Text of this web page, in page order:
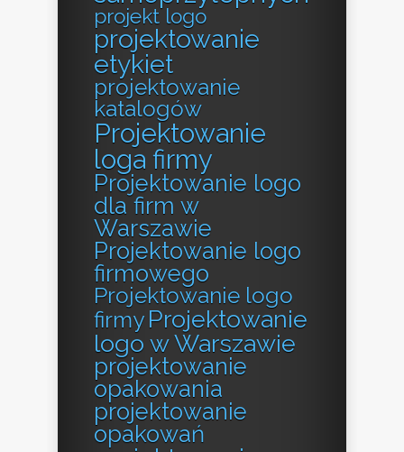
projekt logo
projektowanie
etykiet
projektowanie
katalogów
Projektowanie
loga firmy
Projektowanie logo
dla firm w
Warszawie
Projektowanie logo
firmowego
Projektowanie logo
firmy Projektowanie
logo w Warszawie
projektowanie
opakowania
projektowanie
opakowań